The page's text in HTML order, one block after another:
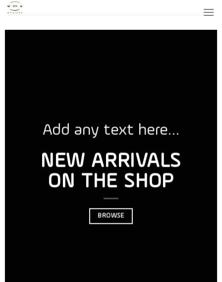
Skip
content
text here…
SHOP
here…
NEW
ON THE